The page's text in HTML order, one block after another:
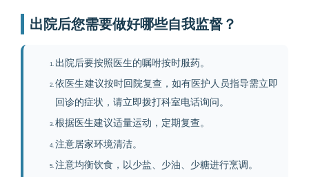
出院后您需要做好哪些自我监督？
出院后要按照医生的嘱咐按时服药。
依医生建议按时回院复查，如有医护人员指导需立即
回诊的症状，请立即拨打科室电话询问。
根据医生建议适量运动，定期复查。
注意居家环境清洁。
注意均衡饮食，以少盐、少油、少糖进行烹调。